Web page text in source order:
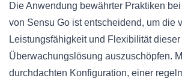
Die Anwendung bewährter Praktiken
von Sensu Go ist entscheidend, um die
Leistungsfähigkeit und Flexibilität dieser
Überwachungslösung auszuschöpfen.
durchdachten Konfiguration, einer